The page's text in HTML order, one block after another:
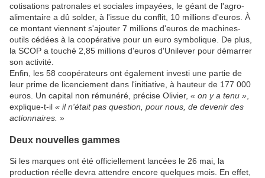
cotisations patronales et sociales impayées, le géant de l'agro-
alimentaire a dû solder, à l'issue du conflit, 10 millions d'euros. À
ce montant viennent s'ajouter 7 millions d'euros de machines-
outils cédées à la coopérative pour un euro symbolique. De plus,
la SCOP a touché 2,85 millions d'euros d'Unilever pour démarrer
son activité.
Enfin, les 58 coopérateurs ont également investi une partie de
leur prime de licenciement dans l'initiative, à hauteur de 177 000
euros. Un capital non rémunéré, précise Olivier, « on y a tenu »
explique-t-il « il n'était pas question, pour nous, de devenir des
actionnaires. »
Deux nouvelles gammes
Si les marques ont été officiellement lancées le 26 mai, la
production réelle devra attendre encore quelques mois. En effet,